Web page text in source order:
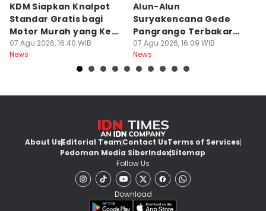
KDM Siapkan Knalpot
Standar Gratis bagi
Motor Murah yang Kena
Razia
07 Agu 2026, 16:40 WIB
News
Alun-Alun
Suryakencana Gede
Pangrango Terbakar
Gegara Kompor
Pendaki
07 Agu 2026, 16:09 WIB
News
About UsEditorial TeamContact UsTerms of Services
Pedoman Media SiberIndexSitemap
Follow Us
Download